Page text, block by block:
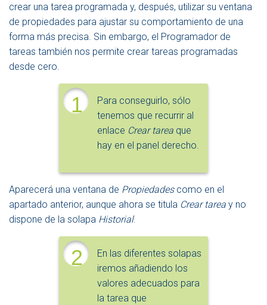
crear una tarea programada y, después, utilizar su ventana
de propiedades para ajustar su comportamiento de una
forma más precisa. Sin embargo, el Programador de
tareas también nos permite crear tareas programadas
desde cero.
1
Para conseguirlo, sólo
tenemos que recurrir al
enlace Crear tarea que
hay en el panel derecho.
Aparecerá una ventana de Propiedadescomo en el
apartado anterior, aunque ahora se titula Crear tarea y no
dispone de la solapa Historial.
2
En las diferentes solapas
iremos añadiendo los
valores adecuados para
la tarea que